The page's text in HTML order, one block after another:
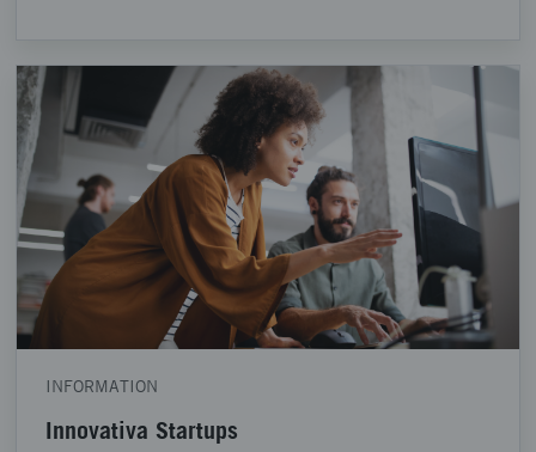
INFORMATION
Innovativa Startups